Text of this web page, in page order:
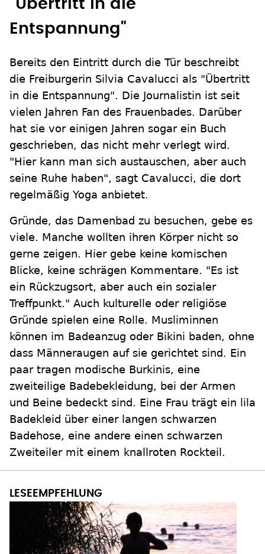
"Übertritt in die
Entspannung"
Bereits den Eintritt durch die Tür beschreibt
die Freiburgerin Silvia Cavalucci als "Übertritt
in die Entspannung". Die Journalistin ist seit
vielen Jahren Fan des Frauenbades. Darüber
hat sie vor einigen Jahren sogar ein Buch
geschrieben, das nicht mehr verlegt wird.
"Hier kann man sich austauschen, aber auch
seine Ruhe haben", sagt Cavalucci, die dort
regelmäßig Yoga anbietet.
Gründe, das Damenbad zu besuchen, gebe es
viele. Manche wollten ihren Körper nicht so
gerne zeigen. Hier gebe keine komischen
Blicke, keine schrägen Kommentare. "Es ist
ein Rückzugsort, aber auch ein sozialer
Treffpunkt." Auch kulturelle oder religiöse
Gründe spielen eine Rolle. Musliminnen
können im Badeanzug oder Bikini baden, ohne
dass Männeraugen auf sie gerichtet sind. Ein
paar tragen modische Burkinis, eine
zweiteilige Badebekleidung, bei der Armen
und Beine bedeckt sind. Eine Frau trägt ein lila
Badekleid über einer langen schwarzen
Badehose, eine andere einen schwarzen
Zweiteiler mit einem knallroten Rockteil.